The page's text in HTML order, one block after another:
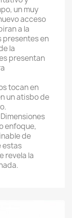
un muy
acceso
a la
presentes en
la
presentan
tocan en
un atisbo de
enfoque,
de
estas
revela la